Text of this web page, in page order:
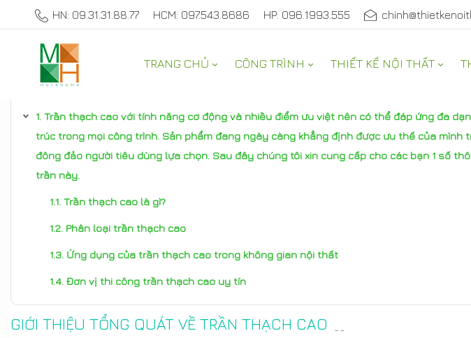
HN: 09.31.31.88.77 HCM: 097.543.8686 HP: 096.1993.555
TRANG CHỦ CÔNG TRÌNH THIẾT KẾ NỘI THẤT
TƯ VẤN NỘI THẤT NHÀ ĐẸP
Trần thạch cao với tính năng cơ động và nhiều điểm ưu việt nên có thể đáp ứng đa
trúc trong mọi công trình. Sản phẩm đang ngày càng khẳng định được ưu thế của mình
đông đảo người tiêu dùng lựa chọn. Sau đây chúng tôi xin cung cấp cho các bạn 1 số
trần này.
Trần thạch cao là gì?
Phân loại trần thạch cao
Ứng dụng của trần thạch cao trong không gian nội thất
Đơn vị thi công trần thạch cao uy tín
GIỚI THIỆU TỔNG QUÁT VỀ TRẦN THẠCH CAO --